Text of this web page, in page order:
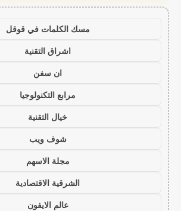
مسك الكلمات في قوقل
اشراق التقنية
ان سفن
مرابع التكنولوجيا
خيال التقنية
شوف ويب
مجلة الاسهم
الشرقية الاقتصادية
عالم الايفون